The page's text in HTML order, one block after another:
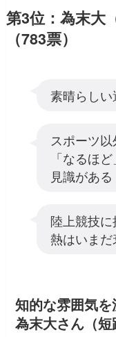
第3位：為末大
（783票）
素晴らしい
スポーツ
「なるほ
見識がある
陸上競技
熱はいま
知的な雰囲気
為末大さん（短